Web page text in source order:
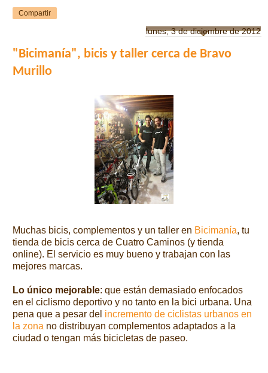
Compartir
lunes, 3 de diciembre de 2012
"Bicimanía", bicis y taller cerca de Bravo
Murillo
Muchas bicis, complementos y un taller en Bicimanía, tu
tienda de bicis cerca de Cuatro Caminos (y tienda
online). El servicio es muy bueno y trabajan con las
mejores marcas.
Lo único mejorable: que están demasiado enfocados
en el ciclismo deportivo y no tanto en la bici urbana. Una
pena que a pesar del incremento de ciclistas urbanos en
la zona no distribuyan complementos adaptados a la
ciudad o tengan más bicicletas de paseo.